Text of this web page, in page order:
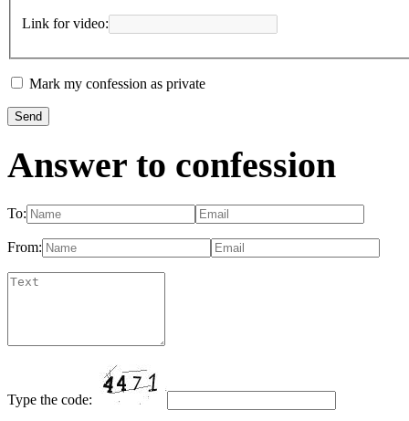
Link for video:
Mark my confession as private
Answer to confession
To:
From:
Type the code: